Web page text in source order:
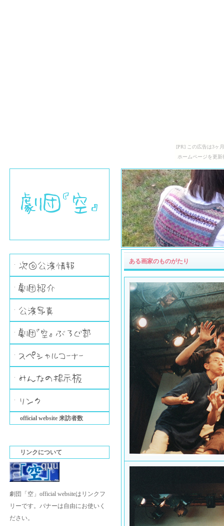
[PR] この広告は3ヶ
ホームページを更
ある画家のものがたり
official website 来訪者数
リンクについて
劇団「空」official websiteはリンクフ
リーです。バナーは自由にお使いく
ださい。